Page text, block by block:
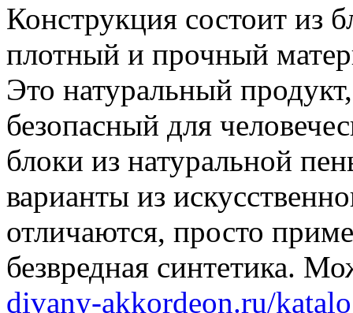
Конструкция состоит из
плотный и прочный
Это натуральный
безопасный для
блоки из натуральной
варианты из
отличаются, просто
безвредная синтетика.
divany-akkordeon.ru/